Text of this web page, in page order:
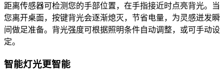
距离传感器可检测您的手部位置，在手指接近时点亮背光。当
您离开桌面，按键背光会逐渐熄灭，节省电量，为灵感迸发瞬
间做足准备。背光强度可根据照明条件自动调整，或可手动设
定。
智能灯光更智能